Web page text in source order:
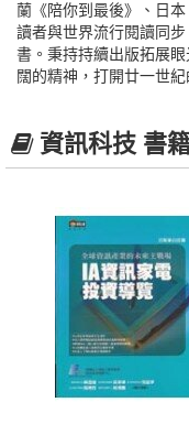
蘭《陪你到最後》、日
讀者與世界流行閱讀同
書。秉持持續出版拓展
闊的精神，打開廿一世紀
資訊科技 書